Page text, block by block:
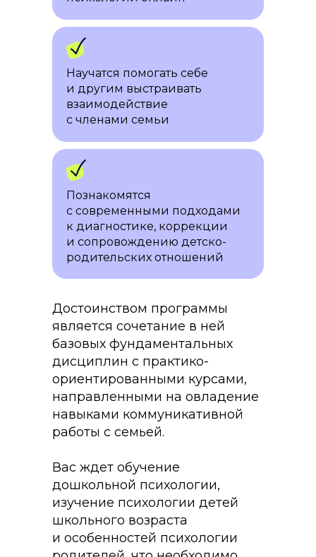
Научатся помогать себе
и другим выстраивать
взаимодействие
с членами семьи
Познакомятся
с современными подходами
к диагностике, коррекции
и сопровождению детско-
родительских отношений
Достоинством программы
является сочетание в ней
базовых фундаментальных
дисциплин с практико-
ориентированными курсами,
направленными на овладение
навыками коммуникативной
работы с семьей.
Вас ждет обучение
дошкольной психологии,
изучение психологии детей
школьного возраста
и особенностей психологии